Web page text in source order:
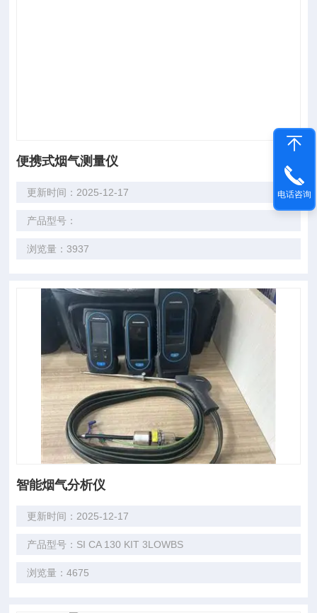
便携式烟气测量仪
更新时间：2025-12-17
产品型号：
浏览量：3937
智能烟气分析仪
更新时间：2025-12-17
产品型号：SI CA 130 KIT 3LOWBS
浏览量：4675
电话咨询